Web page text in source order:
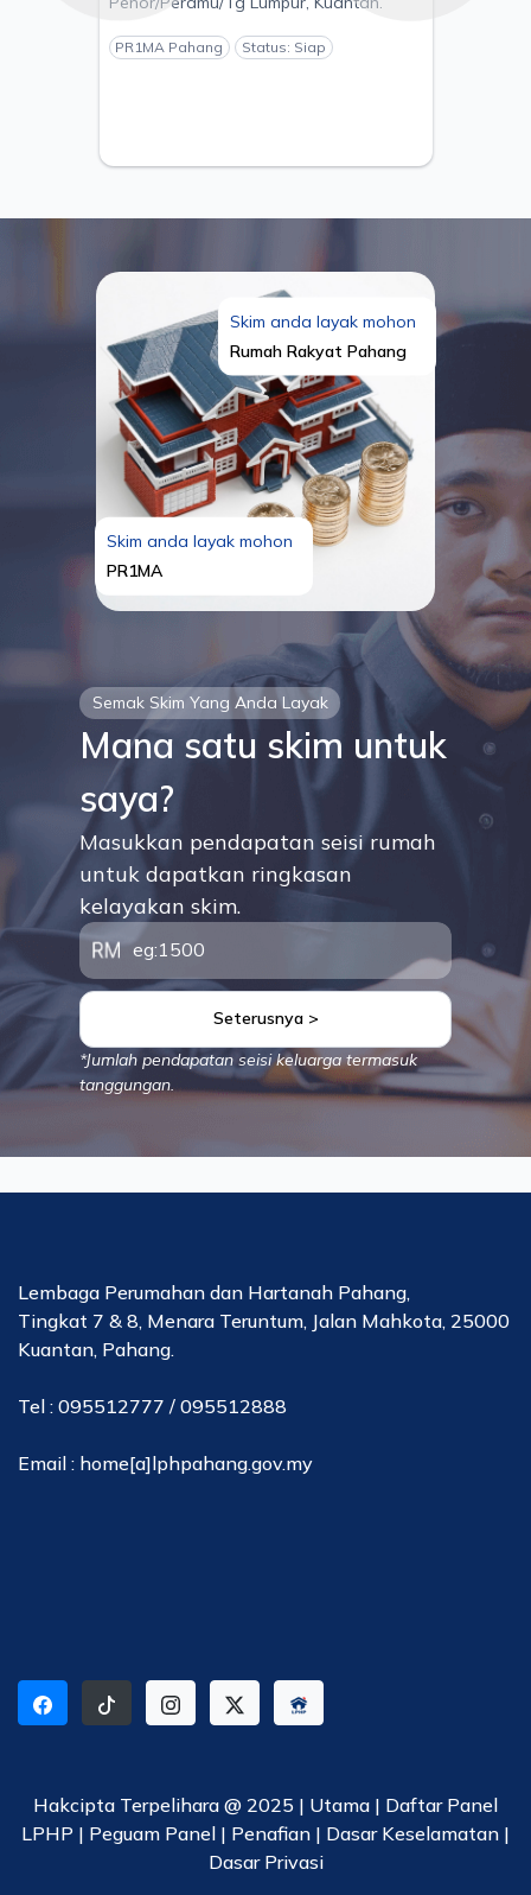
KUANTAN, DAERAH
KUANTAN, PAHANG - PEMAJU
ESTANIA S/B
PR1MA Pahang Status: Siap
Semak Skim Yang Anda Layak
Mana satu skim untuk
saya?
Masukkan pendapatan seisi rumah
untuk dapatkan ringkasan
kelayakan skim.
Seterusnya >
*Jumlah pendapatan seisi keluarga termasuk
tanggungan.
Skim anda layak mohon
Rumah Rakyat Pahang
Skim anda layak mohon
PR1MA
Lembaga Perumahan dan Hartanah Pahang,
Tingkat 7 & 8, Menara Teruntum, Jalan Mahkota, 25000
Kuantan, Pahang.
Tel : 095512777 / 095512888
Email : home[a]lphpahang.gov.my
Hakcipta Terpelihara @ 2025 | Utama | Daftar Panel
LPHP | Peguam Panel | Penafian | Dasar Keselamatan |
Dasar Privasi